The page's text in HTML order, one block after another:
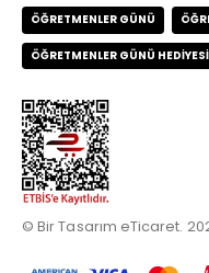
ÖĞRETMENLER GÜNÜ
ÖĞRETMENLER GÜNÜ HEDIYESI
© Bir Tasarım eTicaret.